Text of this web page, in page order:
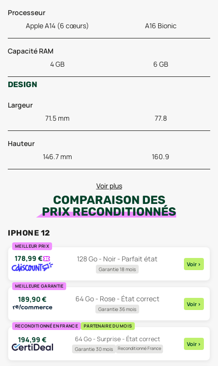
Processeur
Apple A14 (6 cœurs)
A16 Bionic
Capacité RAM
4 GB
6 GB
DESIGN
Largeur
71.5 mm
77.8
Hauteur
146.7 mm
160.9
Voir plus
COMPARAISON DES
PRIX RECONDITIONNÉS
IPHONE 12
MEILLEUR PRIX
178,99 € 128 Go - Noir - Parfait état
Garantie 18 mois
Voir >
MEILLEURE GARANTIE
189,90€ 64 Go - Rose - État correct
Garantie 36 mois
Voir >
RECONDITIONNÉ EN FRANCE PARTENAIRE DU MOIS
194,99 € 64 Go - Surprise - État correct
Garantie 30 mois Reconditionné France
Voir >